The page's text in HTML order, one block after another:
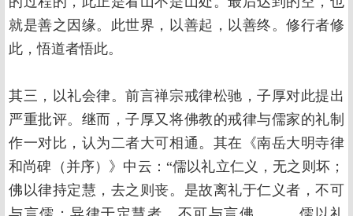
就是善之因缘。此世界，以善起，以善终。修行者修
此，悟道者悟此。
其三，以礼会律。前言禅宗戒律松驰，子厚对此提出
严重批评。继而，子厚又将佛教的戒律与儒家的礼制
作一对比，认为二者大可相通。其在《南岳大明寺律
和尚碑（并序）》中云：“儒以礼立仁义，无之则坏；
佛以律持定慧，去之则丧。是故离礼于仁义者，不可